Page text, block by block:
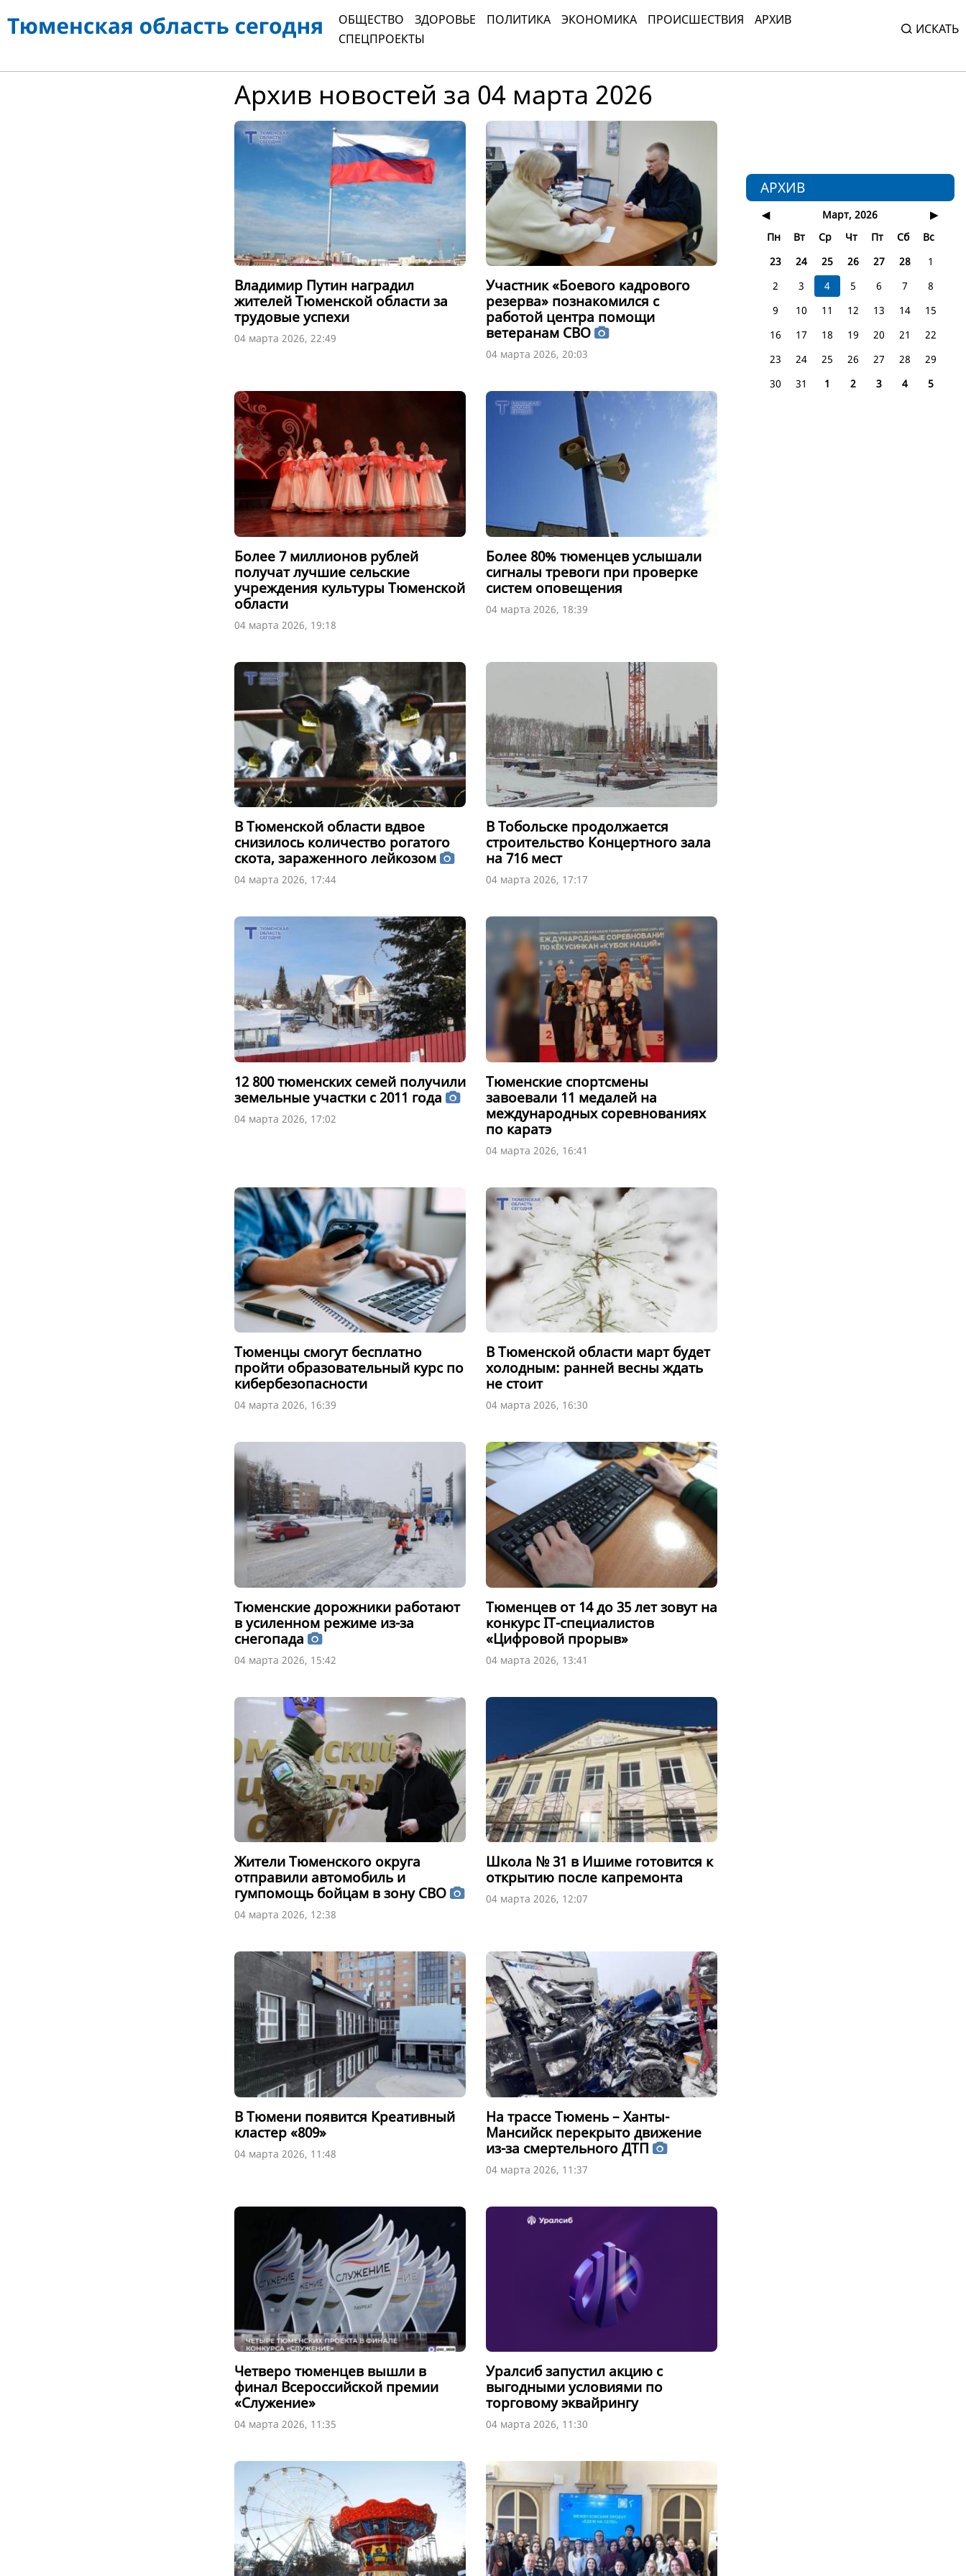
ОБЩЕСТВО ЗДОРОВЬЕ ПОЛИТИКА ЭКОНОМИКА ПРОИСШЕСТВИЯ
АРХИВ
СПЕЦПРОЕКТЫ
ИСКАТЬ
Архив новостей за 04 марта 2026
Владимир Путин наградил
жителей Тюменской области за
трудовые успехи
04 марта 2026, 22:49
Участник «Боевого кадрового
резерва» познакомился с
работой центра помощи
ветеранам СВО
04 марта 2026, 20:03
Более 7 миллионов рублей
получат лучшие сельские
учреждения культуры Тюменской
области
04 марта 2026, 19:18
Более 80% тюменцев услышали
сигналы тревоги при проверке
систем оповещения
04 марта 2026, 18:39
В Тюменской области вдвое
снизилось количество рогатого
скота, зараженного лейкозом
04 марта 2026, 17:44
В Тобольске продолжается
строительство Концертного зала
на 716 мест
04 марта 2026, 17:17
12 800 тюменских семей получили
земельные участки с 2011 года
04 марта 2026, 17:02
Тюменские спортсмены
завоевали 11 медалей на
международных соревнованиях
по каратэ
04 марта 2026, 16:41
Тюменцы смогут бесплатно
пройти образовательный курс по
кибербезопасности
04 марта 2026, 16:39
В Тюменской области март будет
холодным: ранней весны ждать
не стоит
04 марта 2026, 16:30
Тюменские дорожники работают
в усиленном режиме из-за
снегопада
04 марта 2026, 15:42
Тюменцев от 14 до 35 лет зовут на
конкурс IT-специалистов
«Цифровой прорыв»
04 марта 2026, 13:41
Жители Тюменского округа
отправили автомобиль и
гумпомощь бойцам в зону СВО
04 марта 2026, 12:38
Школа № 31 в Ишиме готовится к
открытию после капремонта
04 марта 2026, 12:07
В Тюмени появится Креативный
кластер «809»
04 марта 2026, 11:48
На трассе Тюмень – Ханты-
Мансийск перекрыто движение
из-за смертельного ДТП
04 марта 2026, 11:37
Четверо тюменцев вышли в
финал Всероссийской премии
«Служение»
04 марта 2026, 11:35
Уралсиб запустил акцию с
выгодными условиями по
торговому эквайрингу
04 марта 2026, 11:30
АРХИВ
◀ Март, 2026
▶
Пн
Вт Ср Чт Пт Сб
Вс
23
24 25 26 27 28
1
2
3 4 5 6 7
8
9
10 11 12 13 14
15
16
17 18 19 20 21
22
23
24 25 26 27 28
29
30
31 1 2 3 4 5